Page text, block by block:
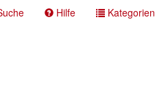
Hilfe Kategorien